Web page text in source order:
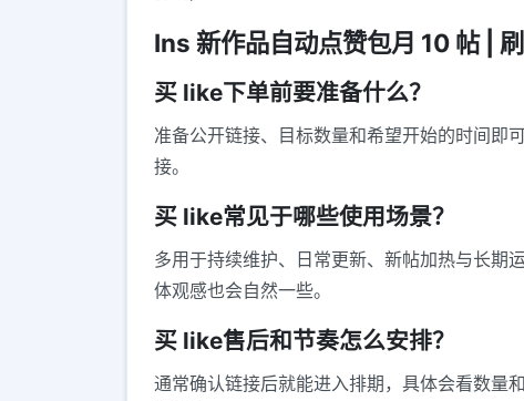
Ins 新作品自动点赞包月 10 帖 |
买 like下单前要准备什么？
准备公开链接、目标数量和希望开始的时间即
接。
买 like常见于哪些使用场景？
多用于持续维护、日常更新、新帖加热与长期
体观感也会自然一些。
买 like售后和节奏怎么安排？
通常确认链接后就能进入排期，具体会看数量